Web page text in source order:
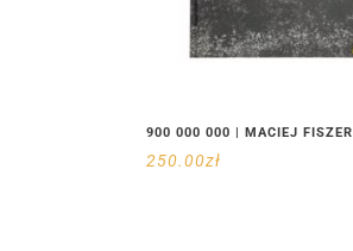
900 000 000 | MACIEJ FISZER
250.00zł